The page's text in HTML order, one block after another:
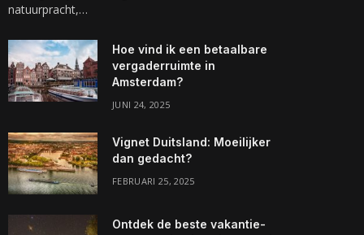
natuurpracht,…
Hoe vind ik een betaalbare
vergaderruimte in
Amsterdam?
JUNI 24, 2025
Vignet Duitsland: Moeilijker
dan gedacht?
FEBRUARI 25, 2025
Ontdek de beste vakantie-